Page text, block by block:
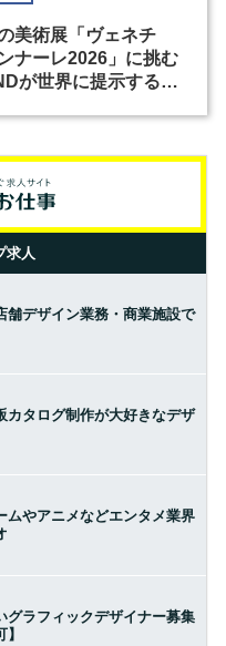
美術展「ヴェネチ
ナーレ2026」に挑む
が世界に提示する美
求人
舗デザイン業務・商業施設で
カタログ制作が大好きなデザ
ムやアニメなどエンタメ業界
グラフィックデザイナー募集